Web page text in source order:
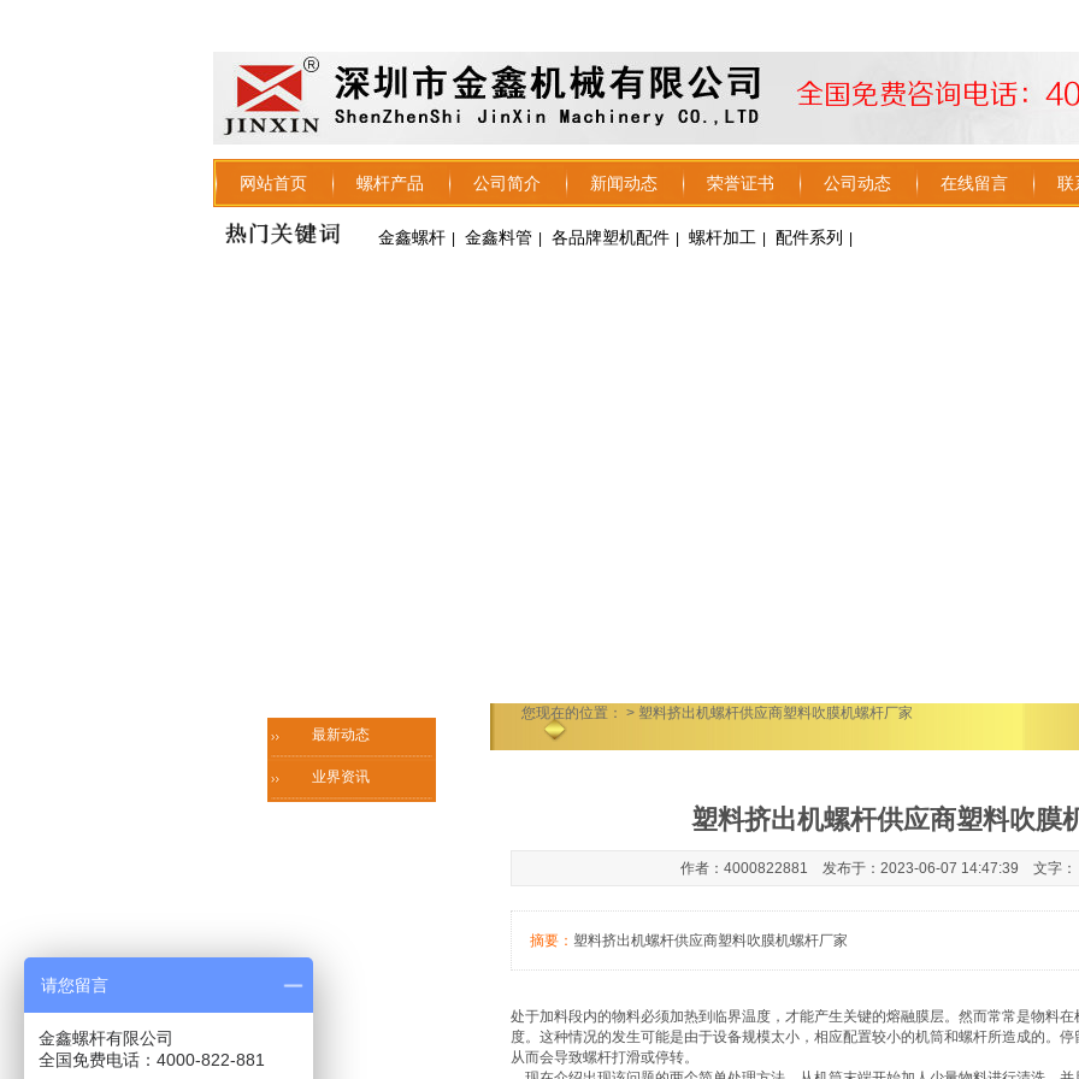
金鑫螺杆 金鑫料管 各品牌塑机配件 螺杆加工 配件系列
网站首页 螺杆产品 公司简介 新闻动态 荣誉证书 公司动态 在线留言 联
您现在的位置： > 塑料挤出机螺杆供应商塑料吹膜机螺杆厂家
最新动态
业界资讯
塑料挤出机螺杆供应商塑料吹膜
作者：4000822881 发布于：2023-06-07 14:47:39 文字：
摘要： 塑料挤出机螺杆供应商塑料吹膜机螺杆厂家
处于加料段内的物料必须加热到临界温度，才能产生关键的熔融膜层。然而常常是物料
度。这种情况的发生可能是由于设备规模太小，相应配置较小的机筒和螺杆所造成的。
从而会导致螺杆打滑或停转。
请您留言
金鑫螺杆有限公司
全国免费电话：4000-822-881